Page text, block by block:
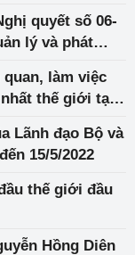
quyết số 06-
lý và phát
làm việc
thế giới tại
Lãnh đạo Bộ và
15/5/2022
thế giới đầu
Hồng Diên